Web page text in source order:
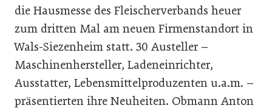
die Hausmesse des Fleischerverbands heuer
zum dritten Mal am neuen Firmenstandort in
Wals-Siezenheim statt. 30 Austeller –
Maschinenhersteller, Ladeneinrichter,
Ausstatter, Lebensmittelproduzenten u.a.m. –
präsentierten ihre Neuheiten. Obmann Anton